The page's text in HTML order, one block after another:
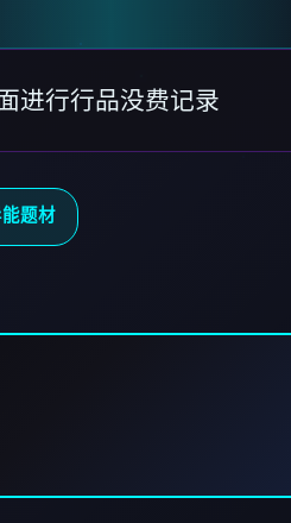
进行行品没费记录
题材